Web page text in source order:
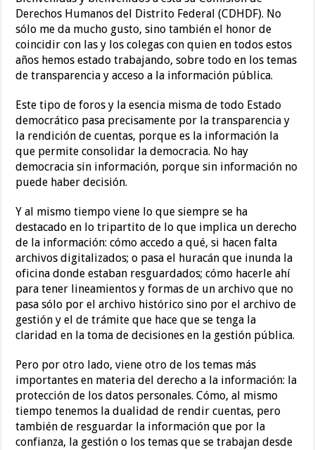
Derechos Humanos del Distrito Federal (CDHDF). No
sólo me da mucho gusto, sino también el honor de
coincidir con las y los colegas con quien en todos estos
años hemos estado trabajando, sobre todo en los temas
de transparencia y acceso a la información pública.
Este tipo de foros y la esencia misma de todo Estado
democrático pasa precisamente por la transparencia y
la rendición de cuentas, porque es la información la
que permite consolidar la democracia. No hay
democracia sin información, porque sin información no
puede haber decisión.
Y al mismo tiempo viene lo que siempre se ha
destacado en lo tripartito de lo que implica un derecho
de la información: cómo accedo a qué, si hacen falta
archivos digitalizados; o pasa el huracán que inunda la
oficina donde estaban resguardados; cómo hacerle ahí
para tener lineamientos y formas de un archivo que no
pasa sólo por el archivo histórico sino por el archivo de
gestión y el de trámite que hace que se tenga la
claridad en la toma de decisiones en la gestión pública.
Pero por otro lado, viene otro de los temas más
importantes en materia del derecho a la información: la
protección de los datos personales. Cómo, al mismo
tiempo tenemos la dualidad de rendir cuentas, pero
también de resguardar la información que por la
confianza, la gestión o los temas que se trabajan desde